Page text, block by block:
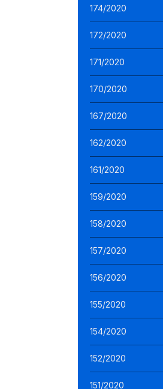
174/2020
172/2020
171/2020
170/2020
167/2020
162/2020
161/2020
159/2020
158/2020
157/2020
156/2020
155/2020
154/2020
152/2020
151/2020